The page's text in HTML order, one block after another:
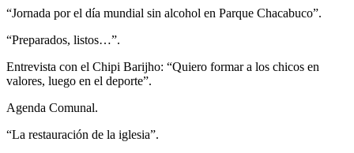
“Jornada por el día mundial sin alcohol en Parque Chacabuco”.
“Preparados, listos…”.
Entrevista con el Chipi Barijho: “Quiero formar a los chicos en
valores, luego en el deporte”.
Agenda Comunal.
“La restauración de la iglesia”.